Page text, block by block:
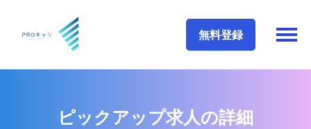
無料登録
ピックアップ求人の詳細